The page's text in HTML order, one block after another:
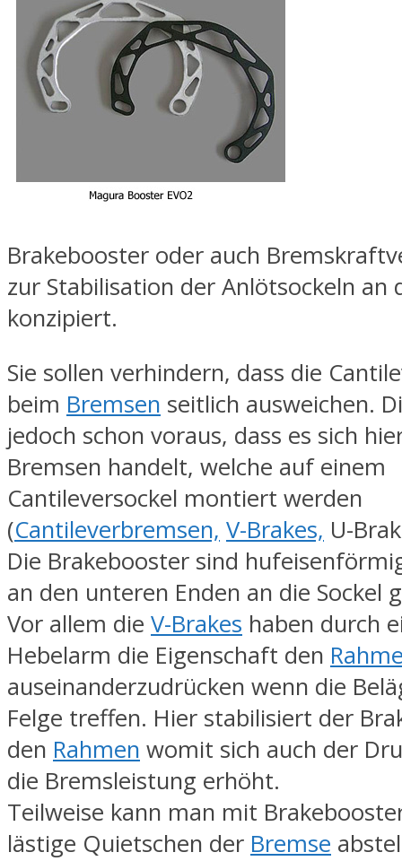
Brakebooster oder auch
zur Stabilisation der Anlötsockeln an
konzipiert.
Sie sollen verhindern, dass die
beim Bremsen seitlich ausweichen.
jedoch schon voraus, dass es sich
Bremsen handelt, welche auf einem
Cantileversockel montiert werden
(Cantileverbremsen, V-Brakes, U-
Die Brakebooster sind
an den unteren Enden an die Sockel
Vor allem die V-Brakes haben durch
Hebelarm die Eigenschaft den
auseinanderzudrücken wenn die
Felge treffen. Hier stabilisiert der
den Rahmen womit sich auch der
die Bremsleistung erhöht.
Teilweise kann man mit
lästige Quietschen der Bremse